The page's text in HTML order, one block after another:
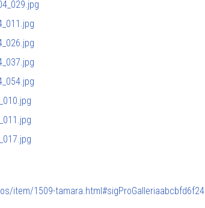
item/1509-tamara.html#sigProGalleriaabcbfd6f24